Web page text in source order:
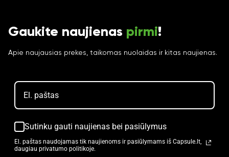
Gaukite naujienas pirmi!
Apie naujausias prekes, taikomas nuolaidas ir kitas naujienas.
Sutinku gauti naujienas bei pasiūlymus
El. paštas naudojamas tik naujienoms ir pasiūlymams iš Capsule.lt,
daugiau privatumo politikoje.